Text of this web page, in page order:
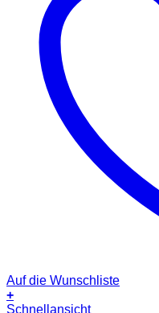
Auf die Wunschliste
+
Schnellansicht